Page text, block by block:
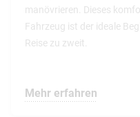
manövrieren. Dieses
Fahrzeug ist der ideale
Reise zu zweit.
Mehr erfahren